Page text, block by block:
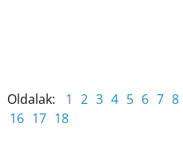
Oldalak: 1 2 3 4 5 6 7 8
16 17 18